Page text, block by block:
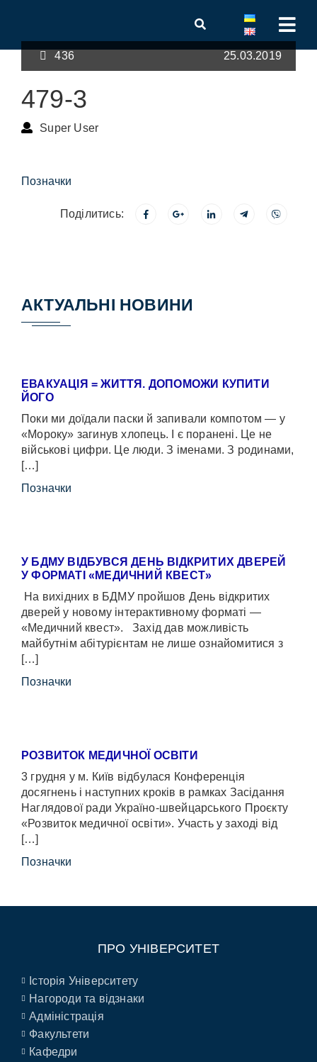
436 25.03.2019
479-3
Super User
Позначки
Поділитись:
АКТУАЛЬНІ НОВИНИ
ЕВАКУАЦІЯ = ЖИТТЯ. ДОПОМОЖИ КУПИТИ
ЙОГО
Поки ми доїдали паски й запивали компотом — у
«Мороку» загинув хлопець. І є поранені. Це не
військові цифри. Це люди. З іменами. З родинами,
[…]
Позначки
У БДМУ ВІДБУВСЯ ДЕНЬ ВІДКРИТИХ ДВЕРЕЙ
У ФОРМАТІ «МЕДИЧНИЙ КВЕСТ»
На вихідних в БДМУ пройшов День відкритих
дверей у новому інтерактивному форматі —
«Медичний квест». Захід дав можливість
майбутнім абітурієнтам не лише ознайомитися з
[…]
Позначки
РОЗВИТОК МЕДИЧНОЇ ОСВІТИ
3 грудня у м. Київ відбулася Конференція
досягнень і наступних кроків в рамках Засідання
Наглядової ради Україно-швейцарського Проєкту
«Розвиток медичної освіти». Участь у заході від
[…]
Позначки
ПРО УНІВЕРСИТЕТ
Історія Університету
Нагороди та відзнаки
Адміністрація
Факультети
Кафедри